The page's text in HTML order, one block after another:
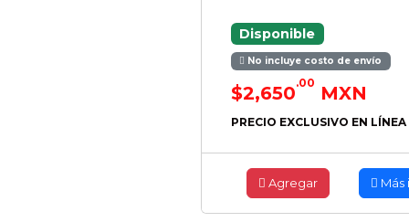
Disponible
No incluye costo de envío
$2,650.00 MXN
PRECIO EXCLUSIVO EN LÍNEA
Agregar